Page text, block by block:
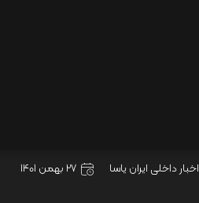
اخبار داخلی ایران یاسا 27 بهمن 1401